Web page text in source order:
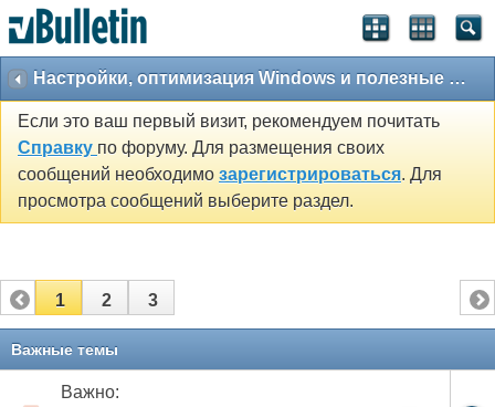
Настройки, оптимизация Windows и полезные утилиты
Если это ваш первый визит, рекомендуем почитать
Справку по форуму. Для размещения своих
сообщений необходимо зарегистрироваться. Для
просмотра сообщений выберите раздел.
1 2 3
Важные темы
Важно: